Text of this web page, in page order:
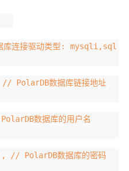
接驱动类型: mysqli,sql
PolarDB数据库链接地址
数据库的用户名
// PolarDB数据库的密码